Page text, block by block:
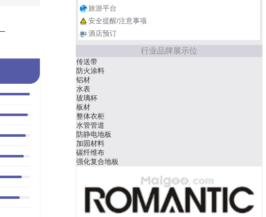
旅游平台
安全提醒/注意事项
酒店预订
行业品牌展示位
传送带
防火涂料
铝材
水表
玻璃杯
板材
整体衣柜
水管管道
防静电地板
加固材料
碳纤维布
强化复合地板